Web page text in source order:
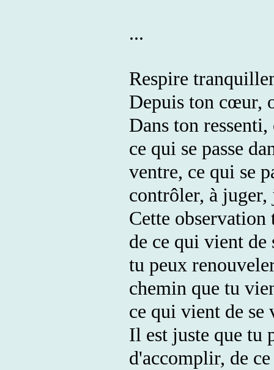
...
Respire
Depuis ton cœur,
Dans ton
ce qui se passe
ventre, ce qui se
contrôler, à juger,
Cette
de ce qui vient de
tu peux
chemin que tu
ce qui vient de se
Il est juste que tu
d'accomplir, de